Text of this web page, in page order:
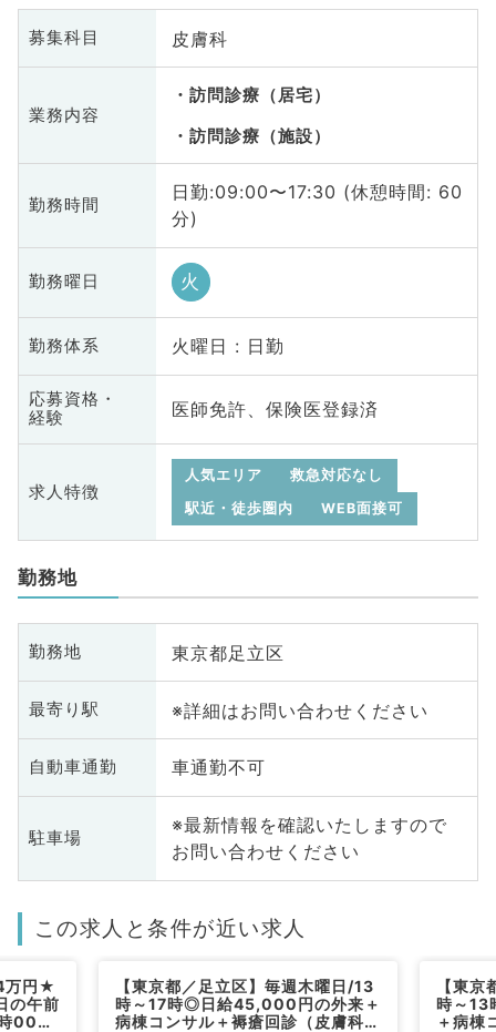
募集科目 皮膚科
業務内容
訪問診療（居宅）
訪問診療（施設）
勤務時間
日勤:09:00〜17:30 (休憩時間: 60
分)
勤務曜日 火
勤務体系 火曜日 : 日勤
応募資格・
経験
医師免許、保険医登録済
求人特徴
人気エリア
救急対応なし
駅近・徒歩圏内
WEB面接可
勤務地
勤務地 東京都足立区
最寄り駅 ※詳細はお問い合わせください
自動車通勤 車通勤不可
駐車場
※最新情報を確認いたしますので
お問い合わせください
この求人と条件が近い求人
万円★
の午前
00分
【東京都／足立区】毎週木曜日/13
時～17時◎日給45,000円の外来＋
病棟コンサル＋褥瘡回診（皮膚科／
【東
時～
＋病棟